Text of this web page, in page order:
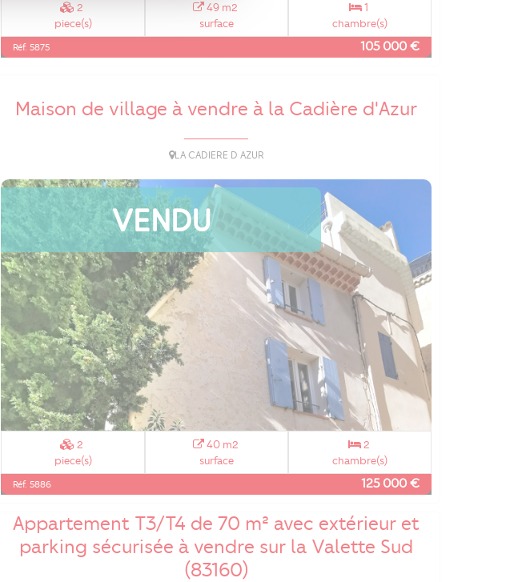
2
piece(s)
49 m2
surface
1
chambre(s)
Réf. 5875 105 000 €
Maison de village à vendre à la Cadière d'Azur
LA CADIERE D AZUR
VENDU
2
piece(s)
40 m2
surface
2
chambre(s)
Réf. 5886 125 000 €
Appartement T3/T4 de 70 m² avec extérieur et
parking sécurisée à vendre sur la Valette Sud
(83160)